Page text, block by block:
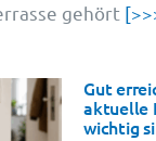
gehört
Gut
aktuelle
wichtig